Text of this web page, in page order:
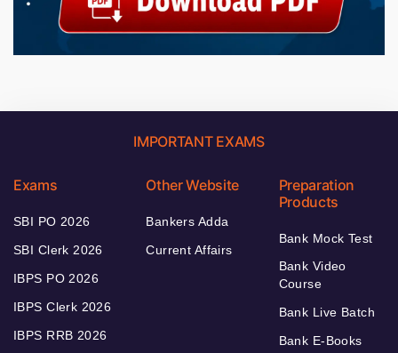
IMPORTANT EXAMS
Exams
SBI PO 2026
SBI Clerk 2026
IBPS PO 2026
IBPS Clerk 2026
IBPS RRB 2026
Other Website
Bankers Adda
Current Affairs
Preparation
Products
Bank Mock Test
Bank Video
Course
Bank Live Batch
Bank E-Books